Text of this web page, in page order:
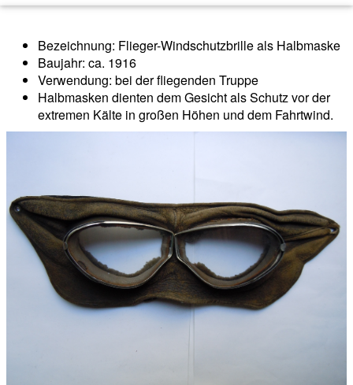
Bezeichnung: Flieger-Windschutzbrille als Halbmaske
Baujahr: ca. 1916
Verwendung: bei der fliegenden Truppe
Halbmasken dienten dem Gesicht als Schutz vor der
extremen Kälte in großen Höhen und dem Fahrtwind.